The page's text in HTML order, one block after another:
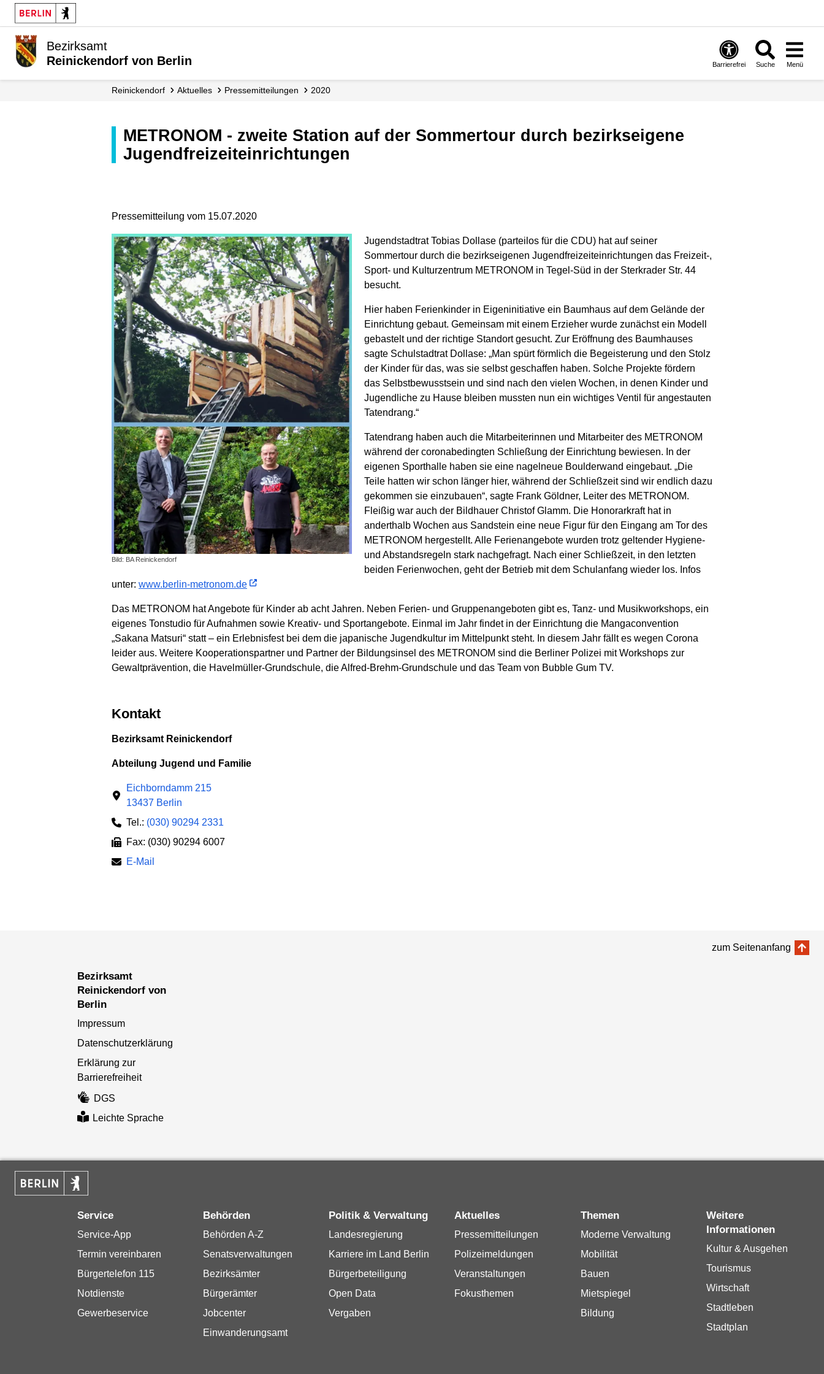
Bezirksamt
Reinickendorf von Berlin
Barrierefrei Suche Menü
Reinickendorf Aktuelles Presse­mitteilungen 2020
METRONOM - zweite Station auf der Sommertour durch bezirkseigene
Jugendfreizeiteinrichtungen
Pressemitteilung vom 15.07.2020
Bild: BA Reinickendorf
Jugendstadtrat Tobias Dollase (parteilos für die CDU) hat auf seiner
Sommertour durch die bezirkseigenen Jugendfreizeiteinrichtungen das Freizeit-,
Sport- und Kulturzentrum METRONOM in Tegel-Süd in der Sterkrader Str. 44
besucht.
Hier haben Ferienkinder in Eigeninitiative ein Baumhaus auf dem Gelände der
Einrichtung gebaut. Gemeinsam mit einem Erzieher wurde zunächst ein Modell
gebastelt und der richtige Standort gesucht. Zur Eröffnung des Baumhauses
sagte Schulstadtrat Dollase: „Man spürt förmlich die Begeisterung und den Stolz
der Kinder für das, was sie selbst geschaffen haben. Solche Projekte fördern
das Selbstbewusstsein und sind nach den vielen Wochen, in denen Kinder und
Jugendliche zu Hause bleiben mussten nun ein wichtiges Ventil für angestauten
Tatendrang.“
Tatendrang haben auch die Mitarbeiterinnen und Mitarbeiter des METRONOM
während der coronabedingten Schließung der Einrichtung bewiesen. In der
eigenen Sporthalle haben sie eine nagelneue Boulderwand eingebaut. „Die
Teile hatten wir schon länger hier, während der Schließzeit sind wir endlich dazu
gekommen sie einzubauen“, sagte Frank Göldner, Leiter des METRONOM.
Fleißig war auch der Bildhauer Christof Glamm. Die Honorarkraft hat in
anderthalb Wochen aus Sandstein eine neue Figur für den Eingang am Tor des
METRONOM hergestellt. Alle Ferienangebote wurden trotz geltender Hygiene-
und Abstandsregeln stark nachgefragt. Nach einer Schließzeit, in den letzten
beiden Ferienwochen, geht der Betrieb mit dem Schulanfang wieder los. Infos
unter: www.berlin-metronom.de
Das METRONOM hat Angebote für Kinder ab acht Jahren. Neben Ferien- und Gruppenangeboten gibt es, Tanz- und Musikworkshops, ein
eigenes Tonstudio für Aufnahmen sowie Kreativ- und Sportangebote. Einmal im Jahr findet in der Einrichtung die Mangaconvention
„Sakana Matsuri“ statt – ein Erlebnisfest bei dem die japanische Jugendkultur im Mittelpunkt steht. In diesem Jahr fällt es wegen Corona
leider aus. Weitere Kooperationspartner und Partner der Bildungsinsel des METRONOM sind die Berliner Polizei mit Workshops zur
Gewaltprävention, die Havelmüller-Grundschule, die Alfred-Brehm-Grundschule und das Team von Bubble Gum TV.
Kontakt
Bezirksamt Reinickendorf
Abteilung Jugend und Familie
Eichborndamm 215
13437 Berlin
Tel.: (030) 90294 2331
Fax: (030) 90294 6007
E-Mail
zum Seitenanfang
Bezirksamt
Reinickendorf von
Berlin
Impressum
Datenschutzerklärung
Erklärung zur
Barrierefreiheit
DGS
Leichte Sprache
Service
Service-App
Termin vereinbaren
Bürgertelefon 115
Notdienste
Gewerbeservice
Behörden
Behörden A-Z
Senatsverwaltungen
Bezirksämter
Bürgerämter
Jobcenter
Einwanderungsamt
Politik & Verwaltung
Landesregierung
Karriere im Land Berlin
Bürgerbeteiligung
Open Data
Vergaben
Aktuelles
Pressemitteilungen
Polizeimeldungen
Veranstaltungen
Fokusthemen
Themen
Moderne Verwaltung
Mobilität
Bauen
Mietspiegel
Bildung
Weitere
Informationen
Kultur & Ausgehen
Tourismus
Wirtschaft
Stadtleben
Stadtplan